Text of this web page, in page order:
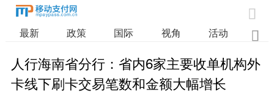

最新 政策 国际 视角 活动 业

人行海南省分行：省内6家主要收单机构外
卡线下刷卡交易笔数和金额大幅增长